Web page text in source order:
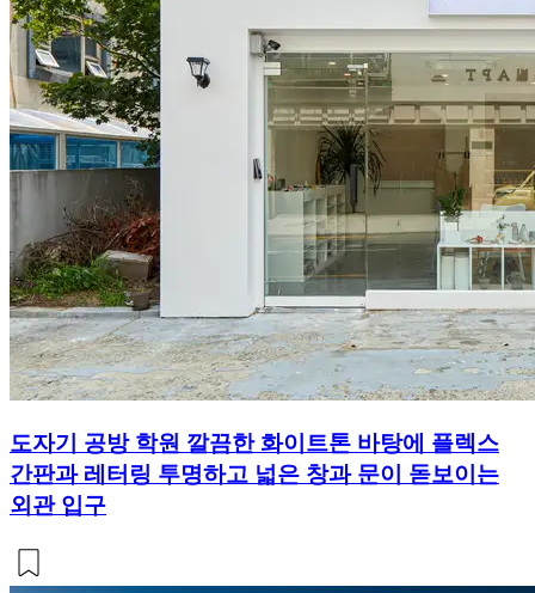
도자기 공방 학원 깔끔한 화이트톤 바탕에 플렉스
간판과 레터링 투명하고 넓은 창과 문이 돋보이는
외관 입구